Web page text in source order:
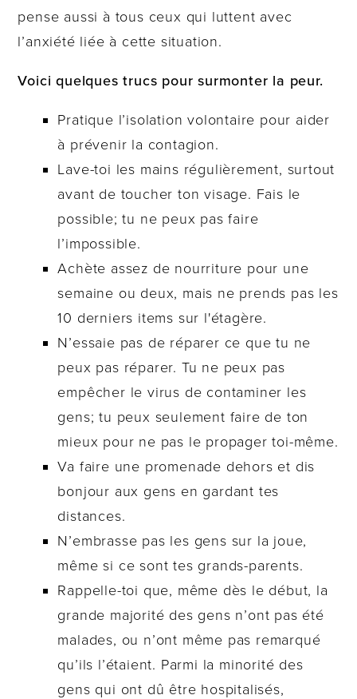
pense aussi à tous ceux qui luttent avec
l’anxiété liée à cette situation.
Voici quelques trucs pour surmonter la peur.
Pratique l’isolation volontaire pour aider
à prévenir la contagion.
Lave-toi les mains régulièrement, surtout
avant de toucher ton visage. Fais le
possible; tu ne peux pas faire
l’impossible.
Achète assez de nourriture pour une
semaine ou deux, mais ne prends pas les
10 derniers items sur l'étagère.
N’essaie pas de réparer ce que tu ne
peux pas réparer. Tu ne peux pas
empêcher le virus de contaminer les
gens; tu peux seulement faire de ton
mieux pour ne pas le propager toi-même.
Va faire une promenade dehors et dis
bonjour aux gens en gardant tes
distances.
N’embrasse pas les gens sur la joue,
même si ce sont tes grands-parents.
Rappelle-toi que, même dès le début, la
grande majorité des gens n’ont pas été
malades, ou n’ont même pas remarqué
qu’ils l’étaient. Parmi la minorité des
gens qui ont dû être hospitalisés,